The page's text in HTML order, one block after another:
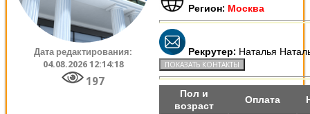
Дата редактирования:
04.08.2026 12:14:18
197
Регион: Москва
Рекрутер: Наталья
Пол и
возраст
Оплата